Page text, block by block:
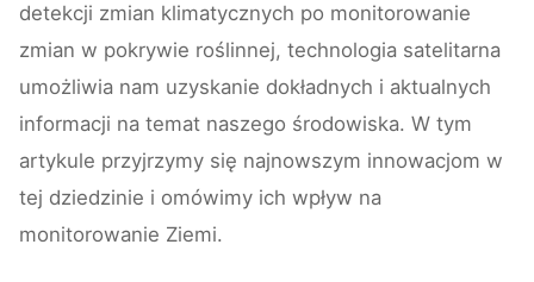
detekcji zmian klimatycznych po monitorowanie
zmian w pokrywie roślinnej, technologia satelitarna
umożliwia nam uzyskanie dokładnych i aktualnych
informacji na temat naszego środowiska. W tym
artykule przyjrzymy się najnowszym innowacjom w
tej dziedzinie i omówimy ich wpływ na
monitorowanie Ziemi.